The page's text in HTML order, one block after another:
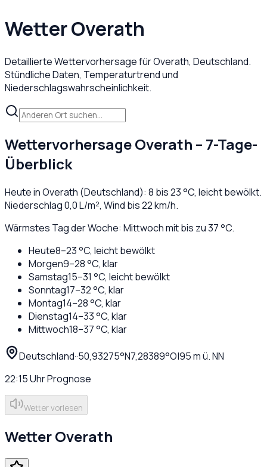
WetterOverath
Detaillierte Wettervorhersage fürOverath, Deutschland.
Stündliche Daten, Temperaturtrend und
Niederschlagswahrscheinlichkeit.
WettervorhersageOverath – 7-Tage-
Überblick
Heute inOverath (Deutschland): 8 bis23°C, leicht bewölkt.
Niederschlag0,0L/m², Wind bis22km/h.
Wärmstes Tag der Woche: Mittwoch mit bis zu 37 °C.
Heute8–23°C, leicht bewölkt
Morgen9–28°C, klar
Samstag15–31 °C, leicht bewölkt
Sonntag17–32°C, klar
Montag14–28°C, klar
Dienstag14–33°C, klar
Mittwoch18–37°C, klar
Deutschland··50,93275°N7,28389°O|95m ü. NN
22:15UhrPrognose
Wetter vorlesen
WetterOverath